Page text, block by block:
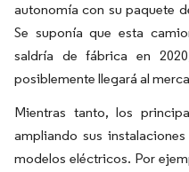
autonomía con su paquete
Se suponía que esta
saldría de fábrica en
posiblemente llegará al
Mientras tanto, los
ampliando sus
modelos eléctricos. Por